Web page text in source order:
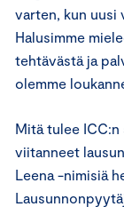
varten, kun uusi
Halusimme
tehtävästä ja
olemme
Mitä tulee ICC:n
viitanneet
Leena -nimisiä